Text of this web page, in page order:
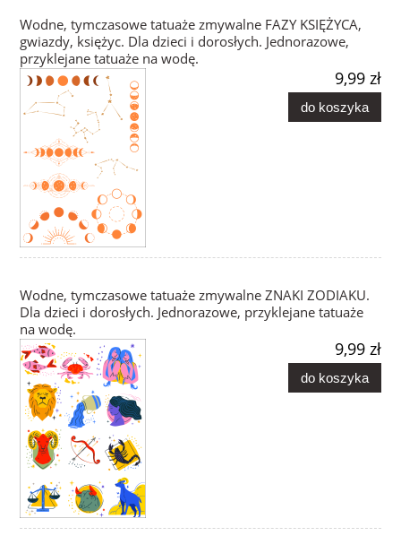
Wodne, tymczasowe tatuaże zmywalne FAZY KSIĘŻYCA,
gwiazdy, księżyc. Dla dzieci i dorosłych. Jednorazowe,
przyklejane tatuaże na wodę.
9,99 zł
do koszyka
Wodne, tymczasowe tatuaże zmywalne ZNAKI ZODIAKU.
Dla dzieci i dorosłych. Jednorazowe, przyklejane tatuaże
na wodę.
9,99 zł
do koszyka